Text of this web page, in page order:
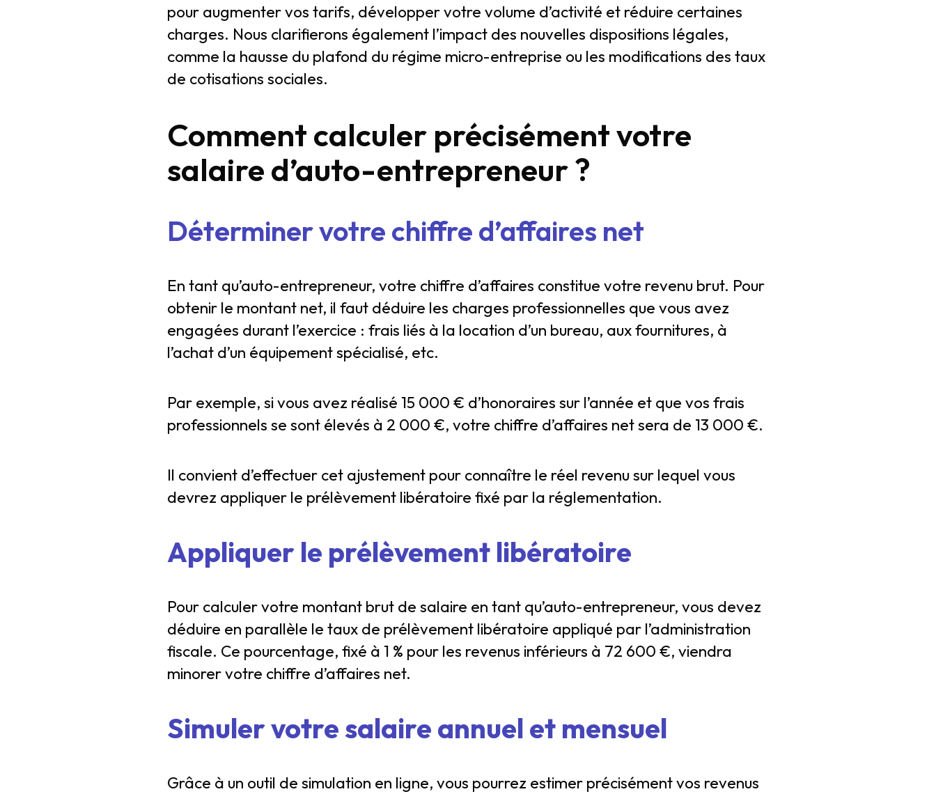
pour augmenter vos tarifs, développer votre volume d’activité et réduire certaines
charges. Nous clarifierons également l’impact des nouvelles dispositions légales,
comme la hausse du plafond du régime micro-entreprise ou les modifications des taux
de cotisations sociales.
Comment calculer précisément votre
salaire d’auto-entrepreneur ?
Déterminer votre chiffre d’affaires net
En tant qu’auto-entrepreneur, votre chiffre d’affaires constitue votre revenu brut. Pour
obtenir le montant net, il faut déduire les charges professionnelles que vous avez
engagées durant l’exercice : frais liés à la location d’un bureau, aux fournitures, à
l’achat d’un équipement spécialisé, etc.
Par exemple, si vous avez réalisé 15 000 € d’honoraires sur l’année et que vos frais
professionnels se sont élevés à 2 000 €, votre chiffre d’affaires net sera de 13 000 €.
Il convient d’effectuer cet ajustement pour connaître le réel revenu sur lequel vous
devrez appliquer le prélèvement libératoire fixé par la réglementation.
Appliquer le prélèvement libératoire
Pour calculer votre montant brut de salaire en tant qu’auto-entrepreneur, vous devez
déduire en parallèle le taux de prélèvement libératoire appliqué par l’administration
fiscale. Ce pourcentage, fixé à 1 % pour les revenus inférieurs à 72 600 €, viendra
minorer votre chiffre d’affaires net.
Simuler votre salaire annuel et mensuel
Grâce à un outil de simulation en ligne, vous pourrez estimer précisément vos revenus